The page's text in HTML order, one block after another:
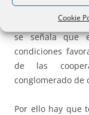
Cookie
señalar que
préstamos de
se señala que
condiciones
de las
conglomerado de
Por ello hay que